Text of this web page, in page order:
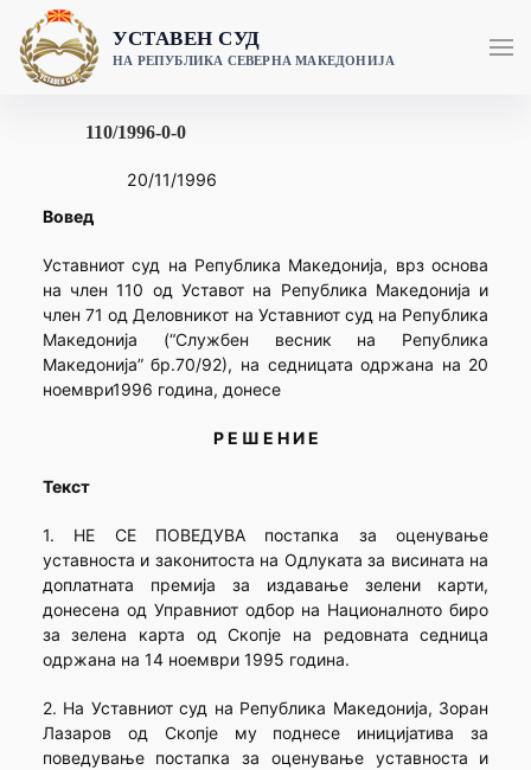
content
УСТАВЕН СУД
НА РЕПУБЛИКА СЕВЕРНА МАКЕДОНИЈА
110/1996-0-0
20/11/1996
Вовед
Уставниот суд на Република Македонија, врз основа
на член 110 од Уставот на Република Македонија и
член 71 од Деловникот на Уставниот суд на Република
Македонија (“Службен весник на Република
Македонија” бр.70/92), на седницата одржана на 20
ноември1996 година, донесе
Р Е Ш Е Н И Е
Текст
1. НЕ СЕ ПОВЕДУВА постапка за оценување
уставноста и законитоста на Одлуката за висината на
доплатната премија за издавање зелени карти,
донесена од Управниот одбор на Националното биро
за зелена карта од Скопје на редовната седница
одржана на 14 ноември 1995 година.
2. На Уставниот суд на Република Македонија, Зоран
Лазаров од Скопје му поднесе иницијатива за
поведување постапка за оценување уставноста и